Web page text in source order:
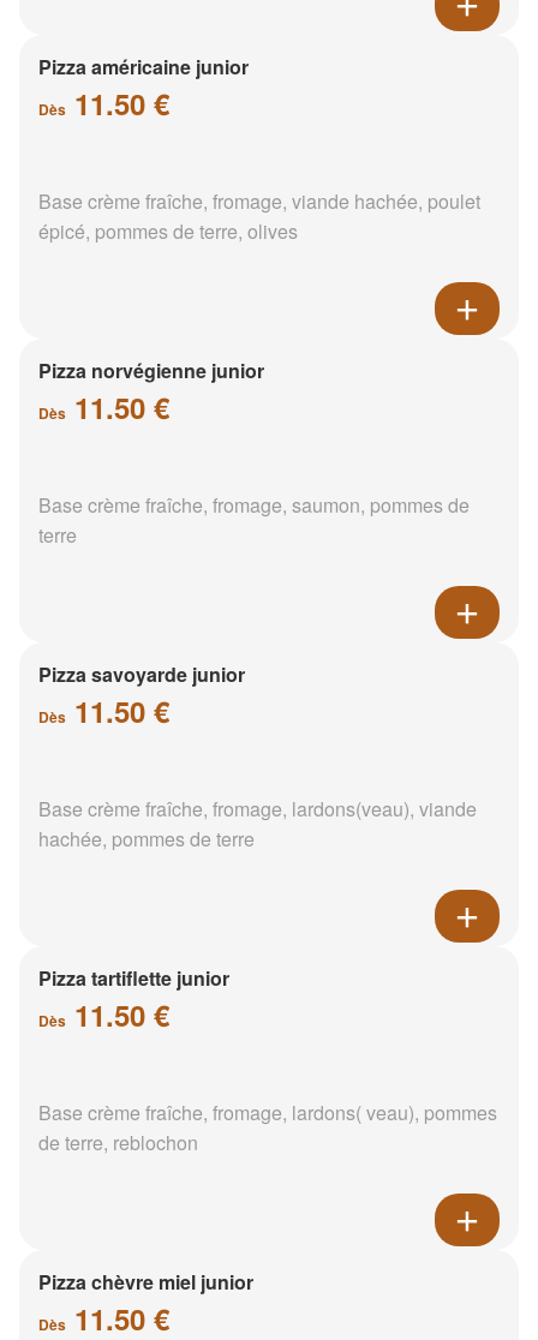
Pizza américaine junior
Dès 11.50 €
Base crème fraîche, fromage, viande hachée, poulet
épicé, pommes de terre, olives
Pizza norvégienne junior
Dès 11.50 €
Base crème fraîche, fromage, saumon, pommes de
terre
Pizza savoyarde junior
Dès 11.50 €
Base crème fraîche, fromage, lardons(veau), viande
hachée, pommes de terre
Pizza tartiflette junior
Dès 11.50 €
Base crème fraîche, fromage, lardons( veau), pommes
de terre, reblochon
Pizza chèvre miel junior
Dès 11.50 €